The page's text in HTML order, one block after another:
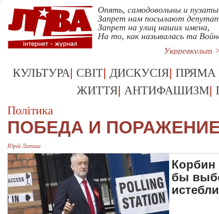
Опять, самодовольны и пузаты
Запрет нам посылают
Запрет на улиц наших имена,
На то, как называлась та
Укрревкульт
КУЛЬТУРА| СВІТ| ДИСКУСІЯ| ПРЯМА
ЖИТТЯ| АНТИФАШИЗМ|
Політика
ПОБЕДА И
Юрій Латиш
Корбин
бы